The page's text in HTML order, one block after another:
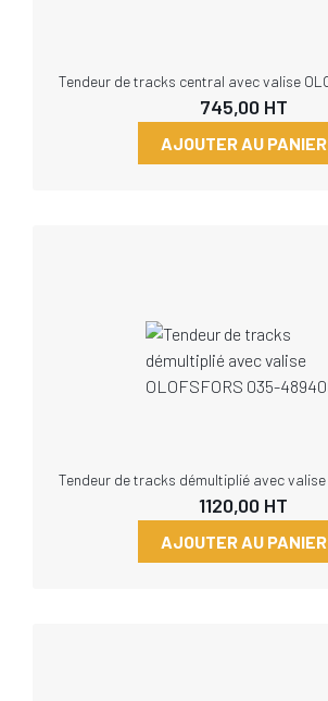
745,00HT
AJOUTER AU PANIER
1120,00 HT
AJOUTER AU PANIER